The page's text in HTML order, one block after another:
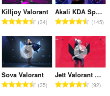
ม
ทั้
ง
ม
ด
:
ม
ทั้
ง
ม
ด
ะ
แ
น
น
ร
ว
ม
ทั้
ง
ะ
แ
น
น
ร
ว
ม
ทั้
ง
Killjoy Valorant
จำ
ว
น
ค
ะ
แ
น
34
Akali KDA Spray Paint Train
จำ
ว
น
ะ
แ
น
145
Sova Valorant
จำ
35
Jett Valorant Live
จำ
92